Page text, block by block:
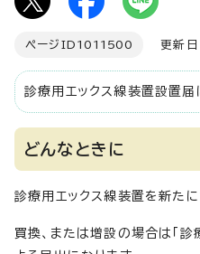
ページID 1011500 更新日
診療用エックス線装置設置届
どんなときに
診療用エックス線装置を新た
買換、または増設の場合は「診